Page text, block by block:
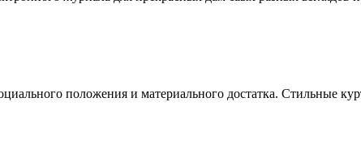
положения и материального достатка. Стильные